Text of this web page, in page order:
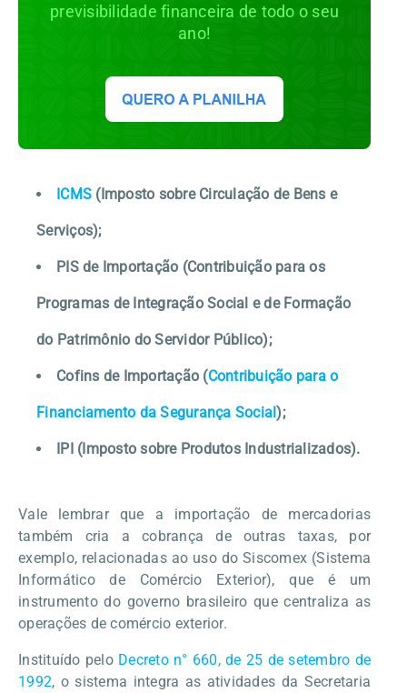
previsibilidade financeira de todo o seu
ano!
ICMS (Imposto sobre Circulação de Bens e
Serviços);
PIS de Importação (Contribuição para os
Programas de Integração Social e de Formação
do Patrimônio do Servidor Público);
Cofins de Importação (Contribuição para o
Financiamento da Segurança Social);
IPI (Imposto sobre Produtos Industrializados).
Vale lembrar que a importação de mercadorias
também cria a cobrança de outras taxas, por
exemplo, relacionadas ao uso do Siscomex (Sistema
Informático de Comércio Exterior), que é um
instrumento do governo brasileiro que centraliza as
operações de comércio exterior.
Instituído pelo Decreto n° 660, de 25 de setembro de
1992, o sistema integra as atividades da Secretaria